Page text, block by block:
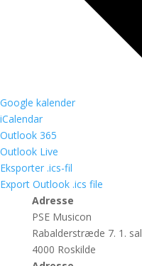
Google kalender
iCalendar
Outlook 365
Outlook Live
Eksporter .ics-fil
Export Outlook .ics file
Adresse
PSE Musicon
Rabalderstræde 7. 1. sal
4000 Roskilde